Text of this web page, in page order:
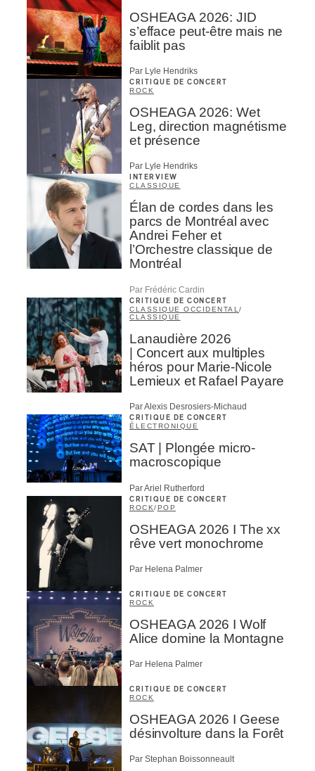
OSHEAGA 2026: JID
s’efface peut-être mais ne
faiblit pas
Par Lyle Hendriks
CRITIQUE DE CONCERT
ROCK
OSHEAGA 2026: Wet
Leg, direction magnétisme
et présence
Par Lyle Hendriks
INTERVIEW
CLASSIQUE
Élan de cordes dans les
parcs de Montréal avec
Andrei Feher et
l’Orchestre classique de
Montréal
Par Frédéric Cardin
CRITIQUE DE CONCERT
CLASSIQUE OCCIDENTAL /
CLASSIQUE
Lanaudière 2026
| Concert aux multiples
héros pour Marie-Nicole
Lemieux et Rafael Payare
Par Alexis Desrosiers-Michaud
CRITIQUE DE CONCERT
ÉLECTRONIQUE
SAT | Plongée micro-
macroscopique
Par Ariel Rutherford
CRITIQUE DE CONCERT
ROCK/POP
OSHEAGA 2026 I The xx
rêve vert monochrome
Par Helena Palmer
CRITIQUE DE CONCERT
ROCK
OSHEAGA 2026 I Wolf
Alice domine la Montagne
Par Helena Palmer
CRITIQUE DE CONCERT
ROCK
OSHEAGA 2026 I Geese
désinvolture dans la Forêt
Par Stephan Boissonneault